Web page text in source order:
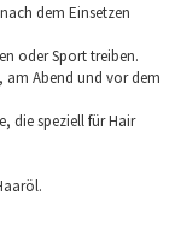
dem Einsetzen
oder Sport treiben.
am Abend und vor dem
die speziell für Hair